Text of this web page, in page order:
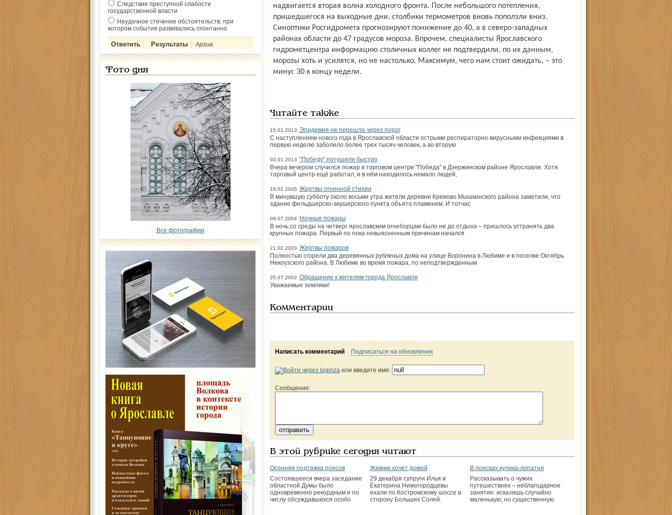
Следствие преступной слабости
государственной власти
Неудачное стечение обстоятельств, при
котором события развивались спонтанно
Архив
Фото дня
Все фотографии
надвигается вторая волна холодного фронта. После небольшого потепления,
пришедшегося на выходные дни, столбики термометров вновь поползли вниз.
Синоптики Росгидромета прогнозируют понижение до 40, а в северо-западных
районах области до 47 градусов мороза. Впрочем, специалисты Ярославского
гидрометцентра информацию столичных коллег не подтвердили, по их данным,
морозы хоть и усилятся, но не настолько. Максимум, чего нам стоит ожидать, – это
минус 30 к концу недели.
Читайте также
15.01.2013 Эпидемия не перешла через порог
С наступлением нового года в Ярославской области острыми респираторно-вирусными инфекциями в
первую неделю заболело более трех тысяч человек, а во вторую
03.01.2013 "Победу" потушили быстро
Вчера вечером случился пожар в торговом центре "Победа" в Дзержинском районе Ярославля. Хотя
торговый центр ещё работал, и в нём находилось немало людей,
16.02.2005 Жертвы огненной стихии
В минувшую субботу около восьми утра жители деревни Крюково Мышкинского района заметили, что
здание фельдшерско-акушерского пункта объято пламенем. И тотчас
09.07.2004
Ночные пожары
В ночь со среды на четверг ярославским огнеборцам было не до отдыха – пришлось устранять два
крупных пожара. Первый по пока невыясненным причинам начался
21.02.2003 Жертвы пожаров
Полностью сгорели два деревянных рубленых дома на улице Воронина в Любиме и в поселке Октябрь
Некоузского района. В Любиме во время пожара, по неподтвержденным
25.07.2002 Обращение к жителям города Ярославля
Уважаемые земляки!
Комментарии
Написать комментарий Подписаться на обновления
или введите имя:
Сообщение:
В этой рубрике сегодня читают
Осенняя подтяжка поясов
Состоявшееся вчера заседание
областной Думы было
одновременно рекордным и по
числу обсуждавшихся особо
Живчик хочет домой
29 декабря супруги Илья и
Екатерина Нижегородцевы
ехали по Костромскому шоссе в
сторону Больших Солей.
В поисках кулика-лопатня
Рассказывать о чужих
путешествиях – неблагодарное
занятие: исказишь случайно
маленькую, но существенную